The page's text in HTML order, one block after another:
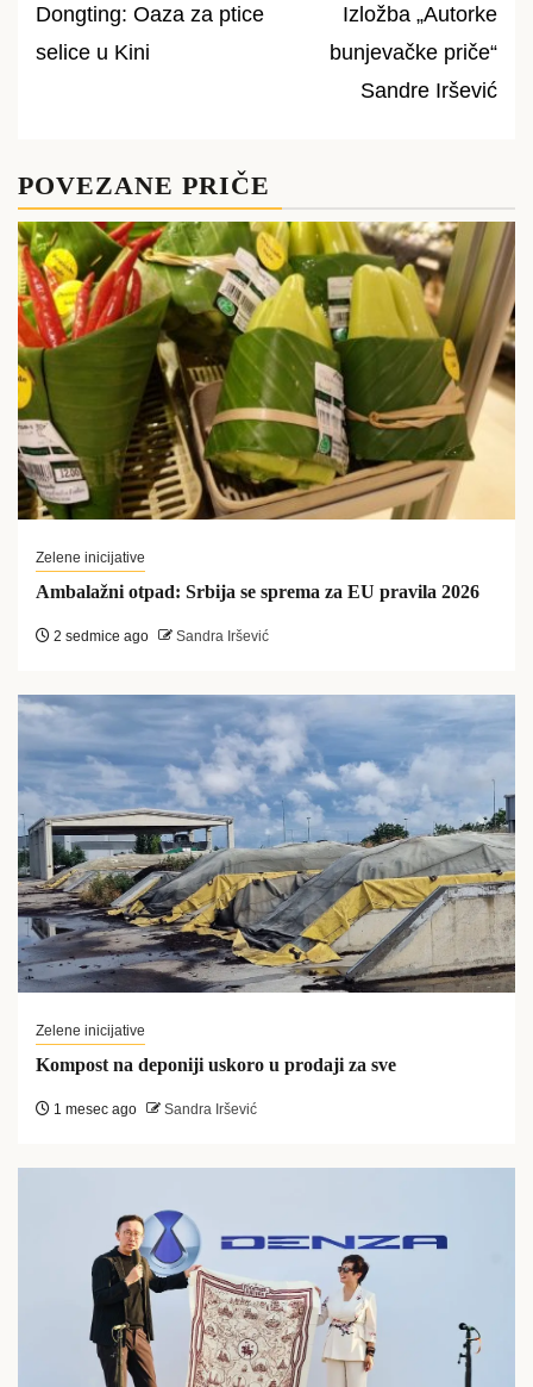
Post
navigation
Dongting: Oaza za ptice
selice u Kini
Izložba „Autorke
bunjevačke priče“
Sandre Iršević
POVEZANE PRIČE
Zelene inicijative
Ambalažni otpad: Srbija se sprema za EU pravila 2026
2 sedmice ago Sandra Iršević
Zelene inicijative
Kompost na deponiji uskoro u prodaji za sve
1 mesec ago Sandra Iršević